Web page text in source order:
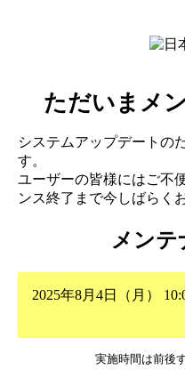
ただいまメ
システムアップデートの
す。
ユーザーの皆様にはご不
ンス終了まで今しばらく
メンテ
2025年8月4日（月）
実施時間は前後